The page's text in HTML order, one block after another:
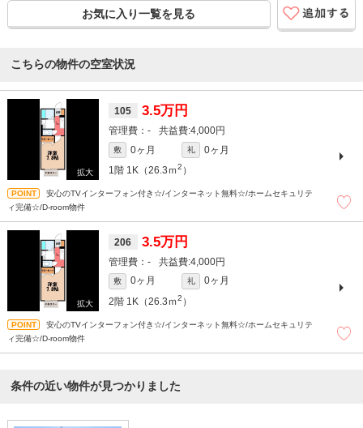
お気に入り一覧を見る
こちらの物件の空室状況
105 3.5万円
- 4,000円
敷 0ヶ月 礼
0ヶ月
1階 1K（26.3ｍ2 ）
安心のTVインターフォン付き☆/インターネット無料☆/ホームセキュリテ
ィ完備☆/D-room物件
206 3.5万円
- 4,000円
敷 0ヶ月 礼
0ヶ月
2階 1K（26.3ｍ2 ）
安心のTVインターフォン付き☆/インターネット無料☆/ホームセキュリテ
ィ完備☆/D-room物件
条件の近い物件が見つかりました